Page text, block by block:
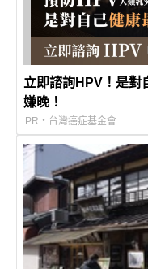
立即諮詢HPV！是對
嫌晚！
PR・台灣癌症基金會